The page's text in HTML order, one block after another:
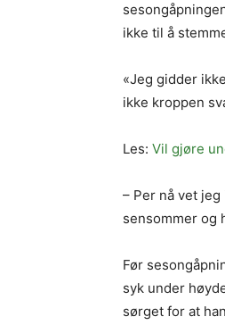
ikke til å
«Jeg gidder
ikke kroppen
Les: Vil gjøre
– Per nå vet
sensommer og
Før
syk under
sørget for at